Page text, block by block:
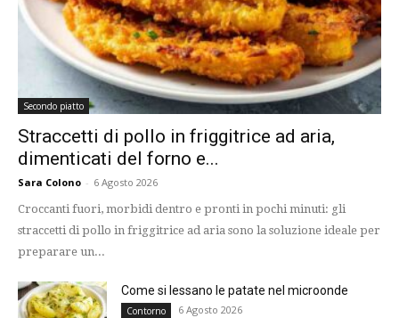
Secondo piatto
Straccetti di pollo in friggitrice ad aria,
dimenticati del forno e...
Sara Colono - 6 Agosto 2026
Croccanti fuori, morbidi dentro e pronti in pochi minuti: gli
straccetti di pollo in friggitrice ad aria sono la soluzione ideale per
preparare un...
Come si lessano le patate nel microonde
Contorno 6 Agosto 2026